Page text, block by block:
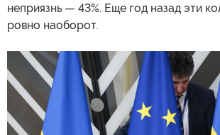
неприязнь — 43%. Еще год назад эти
ровно наоборот.